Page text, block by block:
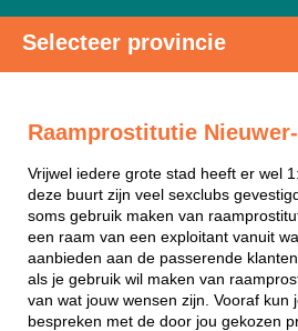
Selecteer provincie
Raamprostitutie
Vrijwel iedere grote stad heeft er wel
deze buurt zijn veel sexclubs
soms gebruik maken van
een raam van een exploitant vanuit
aanbieden aan de passerende
als je gebruik wil maken van
van wat jouw wensen zijn. Vooraf kun
bespreken met de door jou gekozen